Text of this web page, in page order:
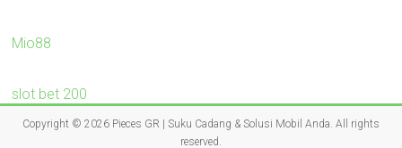
Mio88
slot bet 200
Copyright © 2026 Pieces GR | Suku Cadang & Solusi Mobil Anda . All rights
reserved.